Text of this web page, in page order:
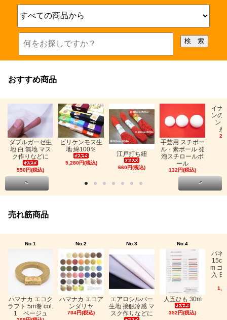
おすすめ商品
ダブルガーゼ生
地 白 無地 マス
ク作りなどに
550円(税込)
ビリケンモス生
地 綿100％
5,280円(税込)
江戸打ち紐
660円(税込)
手芸用 スチボー
ル・素ボール 発
泡スチロールボ
ール
132円(税込)
イナ
ンの
ン
糸
< >
売れ筋商品
No.1
ハマナカ エコク
ラフト 5m巻 col.
1 ベージュ
No.2
ハマナカ エコア
ンダリヤ
704円(税込)
No.3
エアロシルバー
生地 接触冷感 マ
スク作りなどに
No.4
人五ひも 30m
352円(税込)
バネ
m ゴ
入